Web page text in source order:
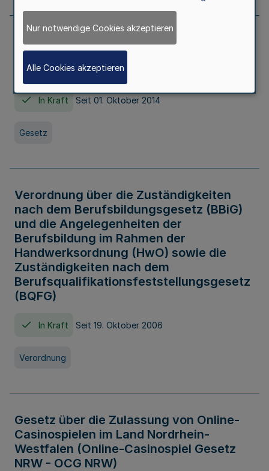
Gesetz über die Hochschulen des Landes
Nordrhein-Westfalen (Hochschulgesetz -
HG)
In Kraft Seit 01. Oktober 2014
Gesetz
Verordnung über die Zuständigkeiten
nach dem Berufsbildungsgesetz (BBiG)
und die Angelegenheiten der
Berufsbildung im Rahmen der
Handwerksordnung (HwO) sowie die
Zuständigkeiten nach dem
Berufsqualifikationsfeststellungsgesetz
(BQFG)
In Kraft Seit 19. Oktober 2006
Verordnung
Gesetz über die Zulassung von Online-
Casinospielen im Land Nordrhein-
Westfalen (Online-Casinospiel Gesetz
NRW - OCG NRW)
Nur notwendige Cookies akzeptieren
Alle Cookies akzeptieren